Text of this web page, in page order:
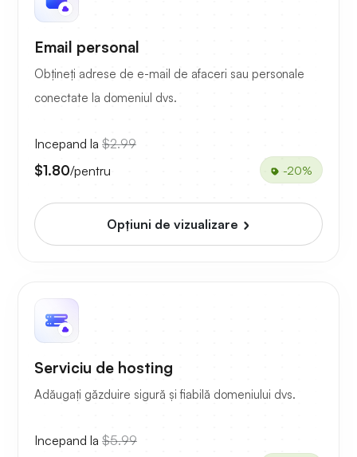
Email personal
Obțineți adrese de e-mail de afaceri sau personale
conectate la domeniul dvs.
Incepand la $2.99
$1.80/pentru -20%
Opțiuni de vizualizare
Serviciu de hosting
Adăugați găzduire sigură și fiabilă domeniului dvs.
Incepand la $5.99